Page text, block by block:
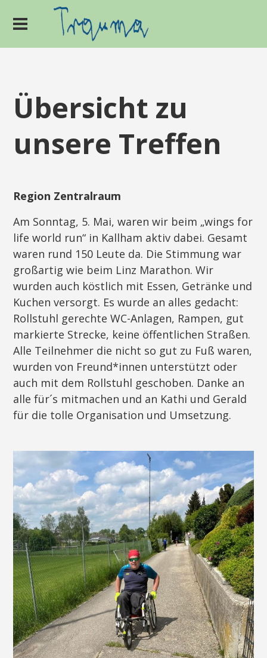
Übersicht zu
unsere Treffen
Region Zentralraum
Am Sonntag, 5. Mai, waren wir beim „wings for
life world run“ in Kallham aktiv dabei. Gesamt
waren rund 150 Leute da. Die Stimmung war
großartig wie beim Linz Marathon. Wir
wurden auch köstlich mit Essen, Getränke und
Kuchen versorgt. Es wurde an alles gedacht:
Rollstuhl gerechte WC-Anlagen, Rampen, gut
markierte Strecke, keine öffentlichen Straßen.
Alle Teilnehmer die nicht so gut zu Fuß waren,
wurden von Freund*innen unterstützt oder
auch mit dem Rollstuhl geschoben. Danke an
alle für´s mitmachen und an Kathi und Gerald
für die tolle Organisation und Umsetzung.